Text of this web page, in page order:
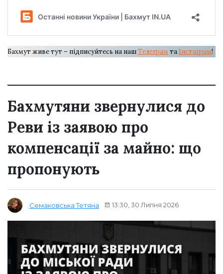
Бахмут живе тут – підписуйтесь на нашТелеграм та Інстаграм!
Бахмутяни звернулися до
Реви із заявою про
компенсації за майно: що
пропонують
Семаковська Тетяна 13:30, 30 Липня 2026